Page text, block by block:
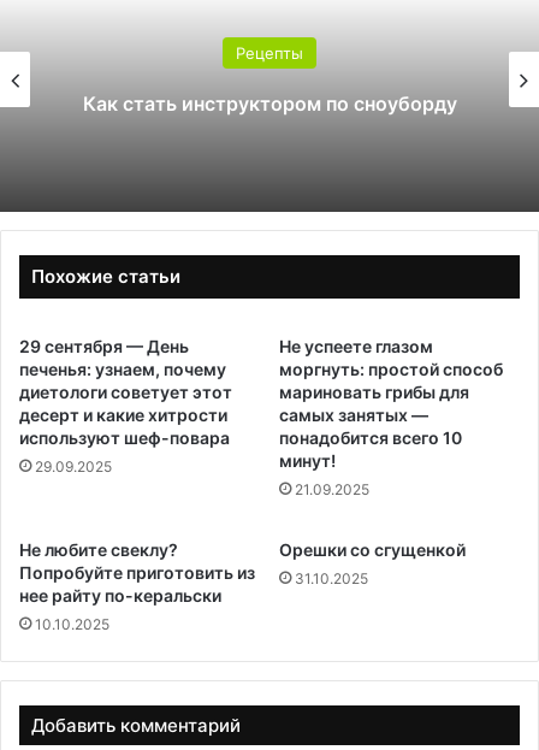
Какой поликарбонат выбрать
теплицы: 4 или 6 мм
Похожие статьи
29 сентября — День
печенья: узнаем, почему
диетологи советует этот
десерт и какие хитрости
используют шеф-повара
29.09.2025
Не успеете глазом
моргнуть: простой способ
мариновать грибы для
самых занятых —
понадобится всего 10
минут!
21.09.2025
Не любите свеклу?
Попробуйте приготовить из
нее райту по-керальски
10.10.2025
Орешки со сгущенкой
31.10.2025
Добавить комментарий